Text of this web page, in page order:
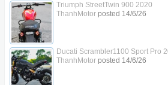
Triumph StreetTwin 900 2020
ThanhMotorposted 14/6/26
Ducati Scrambler1100 Sport Pro
ThanhMotorposted 14/6/26